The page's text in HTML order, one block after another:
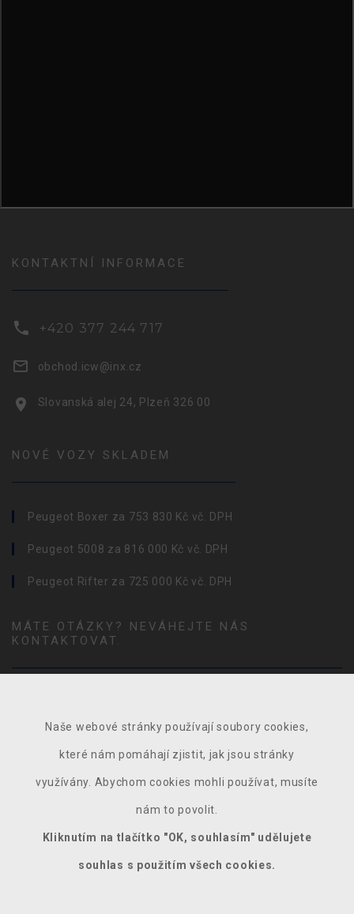
KONTAKTNÍ INFORMACE
+420 377 244 717
obchod.icw@inx.cz
Slovanská alej 24, Plzeň 326 00
NOVÉ VOZY SKLADEM
Peugeot Boxer za 753 830 Kč vč. DPH
Peugeot 5008 za 816 000 Kč vč. DPH
Peugeot Rifter za 725 000 Kč vč. DPH
MÁTE OTÁZKY? NEVÁHEJTE NÁS
KONTAKTOVAT.
Naše webové stránky používají soubory cookies,
které nám pomáhají zjistit, jak jsou stránky
využívány. Abychom cookies mohli používat, musíte
nám to povolit.
Kliknutím na tlačítko "OK, souhlasím" udělujete
souhlas s použitím všech cookies.